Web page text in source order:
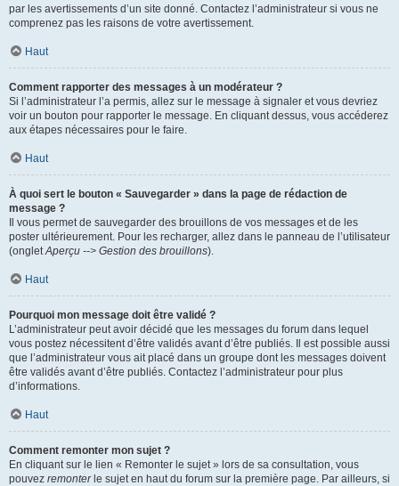
par les avertissements d’un site donné. Contactez l’administrateur si vous ne
comprenez pas les raisons de votre avertissement.
Haut
Comment rapporter des messages à un modérateur ?
Si l’administrateur l’a permis, allez sur le message à signaler et vous devriez
voir un bouton pour rapporter le message. En cliquant dessus, vous accéderez
aux étapes nécessaires pour le faire.
Haut
À quoi sert le bouton « Sauvegarder » dans la page de rédaction de
message ?
Il vous permet de sauvegarder des brouillons de vos messages et de les
poster ultérieurement. Pour les recharger, allez dans le panneau de l’utilisateur
(ongletAperçu --> Gestion des brouillons).
Haut
Pourquoi mon message doit être validé ?
L’administrateur peut avoir décidé que les messages du forum dans lequel
vous postez nécessitent d’être validés avant d’être publiés. Il est possible aussi
que l’administrateur vous ait placé dans un groupe dont les messages doivent
être validés avant d’être publiés. Contactez l’administrateur pour plus
d’informations.
Haut
Comment remonter mon sujet ?
En cliquant sur le lien « Remonter le sujet » lors de sa consultation, vous
pouvez remonterle sujet en haut du forum sur la première page. Par ailleurs, si